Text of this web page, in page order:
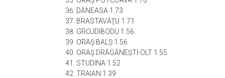
DĂNEASA 1.73
BRASTAVĂŢU 1.71
GROJDIBODU 1.56
ORAŞ BALŞ 1.56
ORAŞ DRĂGĂNEŞTI-OLT 1.55
STUDINA 1.52
TRAIAN 1.39